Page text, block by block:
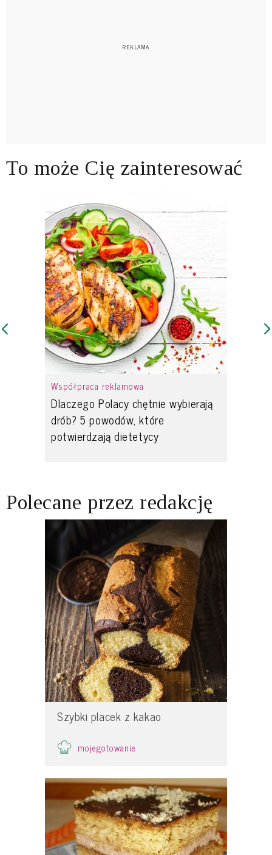
To może Cię zainteresować
Współpraca reklamowa
Dlaczego Polacy chętnie wybierają
drób? 5 powodów, które
potwierdzają dietetycy
Polecane przez redakcję
Szybki placek z kakao
mojegotowanie